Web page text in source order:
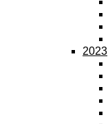
2023